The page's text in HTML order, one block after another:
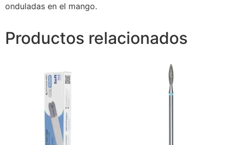
onduladas en el mango.
Productos relacionados